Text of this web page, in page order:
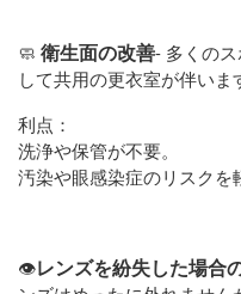
🧼 衛生面の改善- 多くの
して共用の更衣室が伴いま
利点：
洗浄や保管が不要。
汚染や眼感染症のリスクを
👁️レンズを紛失した場合